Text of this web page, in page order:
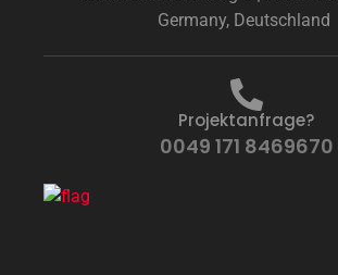
Germany, Deutschland
Projektanfrage?
0049 171 8469670